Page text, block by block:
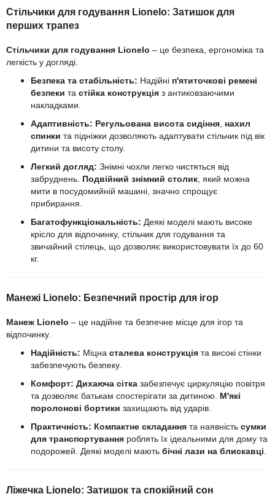
Стільчики для годування Lionelo: Затишок для
перших трапез
Стільчики для годування Lionelo – це безпека, ергономіка та
легкість у догляді.
Безпека та стабільність: Надійні п'ятиточкові ремені
безпеки та стійка конструкція з антиковзаючими
накладками.
Адаптивність: Регульована висота сидіння нахил
спинки та підніжки дозволяють адаптувати стільчик під вік
дитини та висоту столу.
Легкий догляд: Знімні чохли легко чистяться від
забруднень. Подвійний знімний столик , який можна
мити в посудомийній машині, значно спрощує
прибирання.
Багатофункціональність: Деякі моделі мають високе
крісло для відпочинку, стільчик для годування та
звичайний стілець, що дозволяє використовувати їх до 60
кг.
Манежі Lionelo: Безпечний простір для ігор
Манеж Lionelo – це надійне та безпечне місце для ігор та
відпочинку.
Надійність: Міцна сталева конструкція та високі стінки
забезпечують безпеку.
Комфорт: Дихаюча сітка забезпечує циркуляцію повітря
та дозволяє батькам спостерігати за дитиною. М'які
поролонові бортики захищають від ударів.
Практичність: Компактне складання та наявність сумки
для транспортування роблять їх ідеальними для дому та
подорожей. Деякі моделі мають бічні лази на блискавці
Ліжечка Lionelo: Затишок та спокійний сон